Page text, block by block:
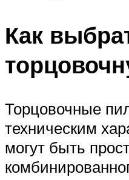
Как
Торцовочные
техническим
могут быть